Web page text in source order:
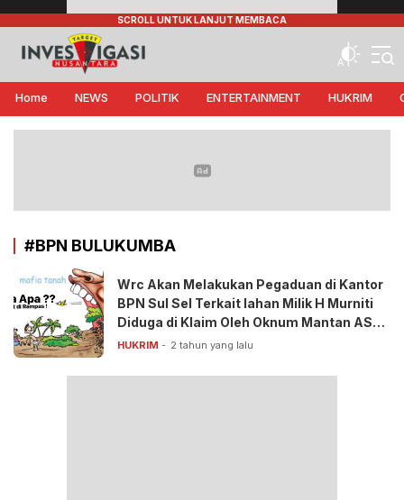
Target Investigasi Nusantara
Edukasi Nusantara
Home NEWS POLITIK ENTERTAINMENT HUKRIM
#BPN BULUKUMBA
Wrc Akan Melakukan Pegaduan di Kantor
BPN Sul Sel Terkait lahan Milik H Murniti
Diduga di Klaim Oleh Oknum Mantan ASN
Pemda
HUKRIM 2 tahun yang lalu